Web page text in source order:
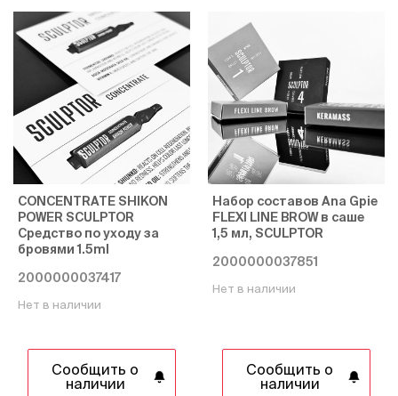
CONCENTRATE SHIKON
POWER SCULPTOR
Средство по уходу за
бровями 1.5ml
2000000037417
Нет в наличии
Сообщить о
наличии
Набор составов Ana Gpie
FLEXI LINE BROW в саше
1,5 мл, SCULPTOR
2000000037851
Нет в наличии
Сообщить о
наличии